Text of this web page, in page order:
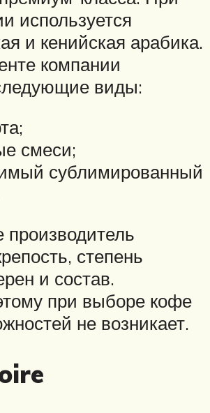
используется
и кенийская арабика.
компании
виды:
смеси;
сублимированный
производитель
степень
и состав.
при выборе кофе
не возникает.